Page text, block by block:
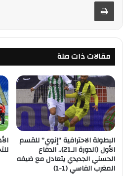
مقالات ذات صلة
البطولة الاحترافية “إنوي” للقسم
الأول (الدورة الـ21).. الدفاع
الحسني الجديدي يتعادل مع ضيفه
المغرب الفاسي (1-1)